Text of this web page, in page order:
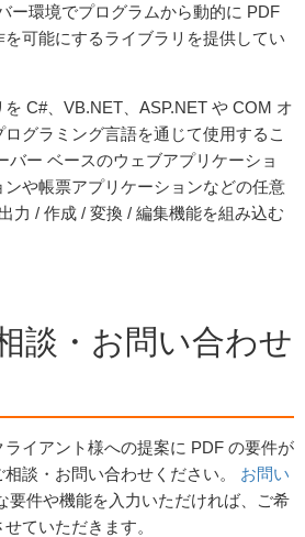
Toolkit 2016 R2.0 リリース
Meridian 2010 R5.4 リリース
DocConverter 2015 R3 リリース
WebGrabber 2016 R1.0 リリース
Toolkit 2016 R1.3 リリース
DocConverter 2015 クイックスタートガイ
) 公開開始
Server 2013 R3 リリース
CADConverter 2015 R2 リリース
Toolkit 2016 R1.1 リリース
Portal 2014 R2.0 リリース
Toolkit 2011 R5.2 リリース
Portal 2014 R1.2 リリース
DocConverter 2015 リリース
ー環境でプログラムから動的に PDF
可能にするライブラリを提供してい
C#、VB.NET、ASP.NET や COM オ
グラミング言語を通じて使用するこ
バー ベースのウェブアプリケーショ
や帳票アプリケーションなどの任意
力 / 作成 / 変換 / 編集機能を組み込む
談・お問い合わせ
イアント様への提案に PDF の要件が
談・お問い合わせください。 お問い
要件や機能を入力いただければ、ご希
ていただきます。